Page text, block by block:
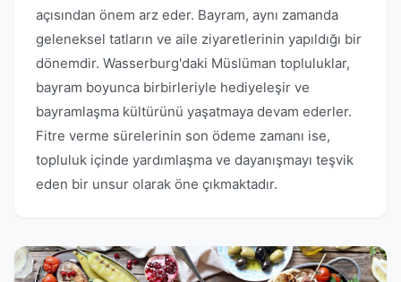
açısından önem arz eder. Bayram, aynı zamanda
geleneksel tatların ve aile ziyaretlerinin yapıldığı bir
dönemdir. Wasserburg'daki Müslüman topluluklar,
bayram boyunca birbirleriyle hediyeleşir ve
bayramlaşma kültürünü yaşatmaya devam ederler.
Fitre verme sürelerinin son ödeme zamanı ise,
topluluk içinde yardımlaşma ve dayanışmayı teşvik
eden bir unsur olarak öne çıkmaktadır.